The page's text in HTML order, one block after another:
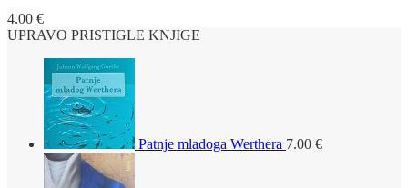
4.00 €
UPRAVO PRISTIGLE KNJIGE
Patnje mladoga Werthera 7.00 €